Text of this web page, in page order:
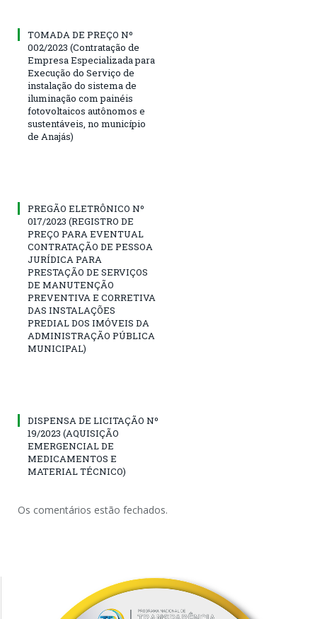
TOMADA DE PREÇO Nº
002/2023 (Contratação de
Empresa Especializada para
Execução do Serviço de
instalação do sistema de
iluminação com painéis
fotovoltaicos autônomos e
sustentáveis, no município
de Anajás)
PREGÃO ELETRÔNICO Nº
017/2023 (REGISTRO DE
PREÇO PARA EVENTUAL
CONTRATAÇÃO DE PESSOA
JURÍDICA PARA
PRESTAÇÃO DE SERVIÇOS
DE MANUTENÇÃO
PREVENTIVA E CORRETIVA
DAS INSTALAÇÕES
PREDIAL DOS IMÓVEIS DA
ADMINISTRAÇÃO PÚBLICA
MUNICIPAL)
DISPENSA DE LICITAÇÃO Nº
19/2023 (AQUISIÇÃO
EMERGENCIAL DE
MEDICAMENTOS E
MATERIAL TÉCNICO)
Os comentários estão fechados.